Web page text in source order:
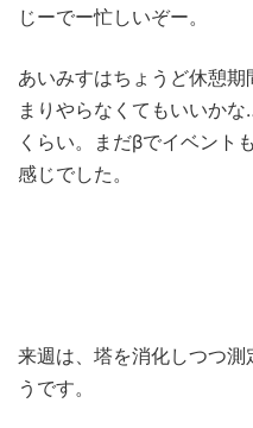
じーでー忙しいぞー。
あいみすはちょうど休憩
まりやらなくてもいいか
くらい。まだβでイベント
感じでした。
来週は、塔を消化しつつ
うです。